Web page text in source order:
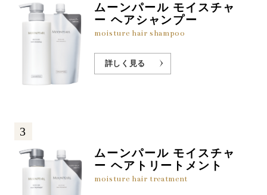
ムーンパール モイスチャ
ー ヘアシャンプー
moisture hair shampoo
詳しく見る
3
ムーンパール モイスチャ
ー ヘアトリートメント
moisture hair treatment